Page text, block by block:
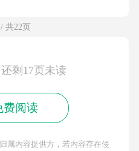
共22页
剩17页未读
费阅读
属内容提供方，若内容存在侵